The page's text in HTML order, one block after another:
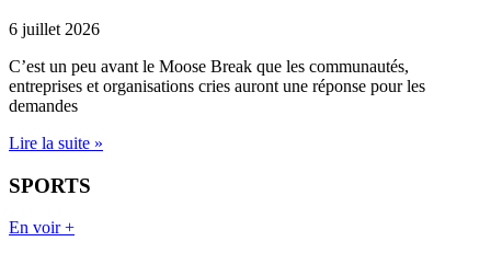
6 juillet 2026
C’est un peu avant le Moose Break que les communautés,
entreprises et organisations cries auront une réponse pour les
demandes
Lire la suite »
SPORTS
En voir +